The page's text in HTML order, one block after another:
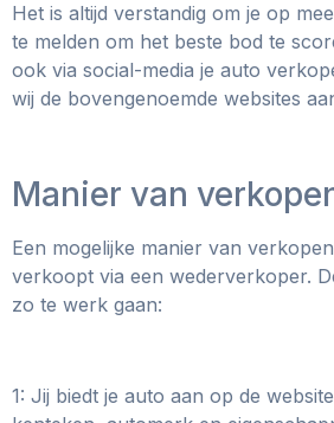
Het is altijd verstandig om je op
te melden om het beste bod te
ook via social-media je auto
wij de bovengenoemde websites
Manier van
Een mogelijke manier van
verkoopt via een wederverkoper.
zo te werk gaan:
1: Jij biedt je auto aan op de